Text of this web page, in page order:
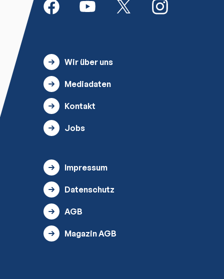
Wir über uns
Mediadaten
Kontakt
Jobs
Impressum
Datenschutz
AGB
Magazin AGB